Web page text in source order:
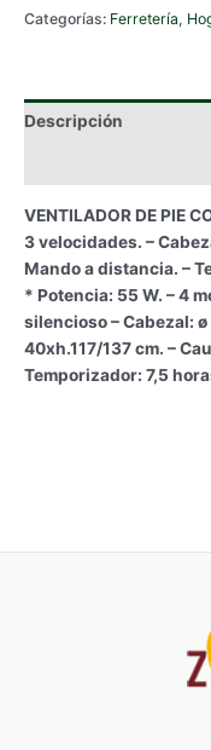
Categorías: Ferretería,
Descripción
VENTILADOR DE PIE
3 velocidades. –
Mando a distancia. –
* Potencia: 55 W. – 4
silencioso – Cabezal:
40xh.117/137 cm. –
Temporizador: 7,5